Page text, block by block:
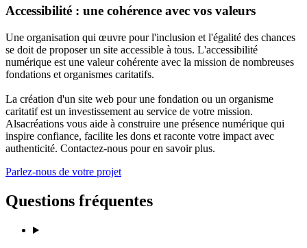
Accessibilité : une cohérence avec vos valeurs
Une organisation qui œuvre pour l'inclusion et l'égalité des chances
se doit de proposer un site accessible à tous. L'accessibilité
numérique est une valeur cohérente avec la mission de nombreuses
fondations et organismes caritatifs.
La création d'un site web pour une fondation ou un organisme
caritatif est un investissement au service de votre mission.
Alsacréations vous aide à construire une présence numérique qui
inspire confiance, facilite les dons et raconte votre impact avec
authenticité. Contactez-nous pour en savoir plus.
Parlez-nous de votre projet
Questions fréquentes